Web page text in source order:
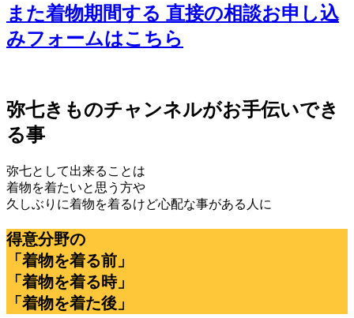
また着物期間する 直接の相談お申し込
みフォームはこちら
弥七きものチャンネルがお手伝いでき
る事
弥七として出来ることは
着物を着たいと思う方や
久しぶりに着物を着るけど心配な事がある人に
得意分野の
「着物を着る前」
「着物を着る時」
「着物を着た後」